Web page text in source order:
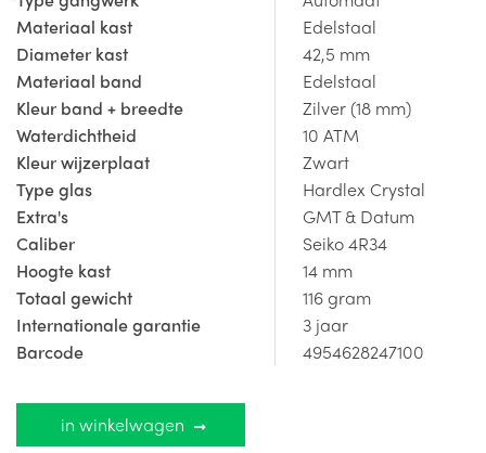
collectie in 2019 opnieuw werd gelanceerd, is er een
actieve en jeugdige dynamiek aan toegevoegd. Seiko 5
Sports zet opnieuw een stap voorwaarts met de
introductie van het eerste model met een GMT-kaliber.
Met als basis het beproefde en vertrouwde 4R kaliber,
biedt deze nieuwe serie van drie ontwerpen het gemak
van een GMT-aanduiding. In een kast die slechts 0,1 mm
dikker is dan de bestaande kast.
SKX Sports Style
De serienaam SKX Sports Style is niet zomaar gekozen:
het ontwerp van kast en wijzerplaat is geïnspireerd op
een van Seiko's meest geliefde sporthorloges, bij
liefhebbers bekend als de Seiko SKX-serie. De
ontwerp, maar is eveneens geïnspireerd op de originele
Materiaal kast
Edelstaal
Diameter kast
42,5 mm
Materiaal band
Edelstaal
Kleur band + breedte
Zilver (18 mm)
Waterdichtheid
10 ATM
Kleur wijzerplaat
Zwart
Type glas
Hardlex Crystal
Extra's
GMT & Datum
Caliber
Seiko 4R34
Hoogte kast
14 mm
Totaal gewicht
116 gram
Internationale garantie
3 jaar
Barcode
4954628247100
in winkelwagen